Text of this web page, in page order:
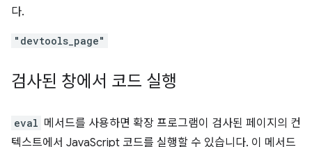
다.
"devtools_page"
검사된 창에서 코드 실행
eval 메서드를 사용하면 확장 프로그램이 검사된 페이지의 컨
텍스트에서 JavaScript 코드를 실행할 수 있습니다. 이 메서드